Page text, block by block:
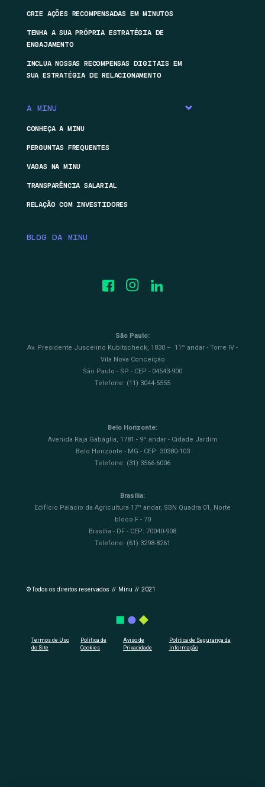
CRIE AÇÕES RECOMPENSADAS EM MINUTOS
TENHA A SUA PRÓPRIA ESTRATÉGIA DE
ENGAJAMENTO
INCLUA NOSSAS RECOMPENSAS DIGITAIS EM
SUA ESTRATÉGIA DE RELACIONAMENTO
A MINU
CONHEÇA A MINU
PERGUNTAS FREQUENTES
VAGAS NA MINU
TRANSPARÊNCIA SALARIAL
RELAÇÃO COM INVESTIDORES
BLOG DA MINU
São Paulo:
Av. Presidente Juscelino Kubitscheck, 1830 – 11º andar - Torre IV -
Vila Nova Conceição
São Paulo - SP - CEP - 04543-900
Telefone: (11) 3044-5555
Belo Horizonte:
Avenida Raja Gabáglia, 1781 - 9º andar - Cidade Jardim
Belo Horizonte - MG - CEP: 30380-103
Telefone: (31) 3566-6006
Brasília:
Edifício Palácio da Agricultura 17º andar, SBN Quadra 01, Norte
bloco F - 70
Brasília - DF - CEP: 70040-908
Telefone: (61) 3298-8261
© Todos os direitos reservados // Minu // 2021
Termos de Uso
do Site
Política de
Cookies
Aviso de
Privacidade
Politica de Segurança da
Informação